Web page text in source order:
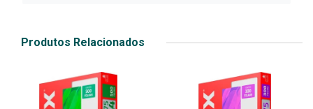
Produtos Relacionados